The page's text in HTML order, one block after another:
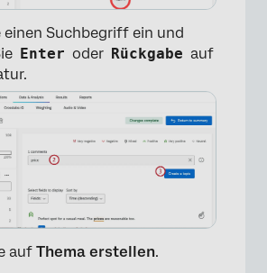
einen Suchbegriff ein und
Enter oder Rückgabe auf
auf Thema erstellen.